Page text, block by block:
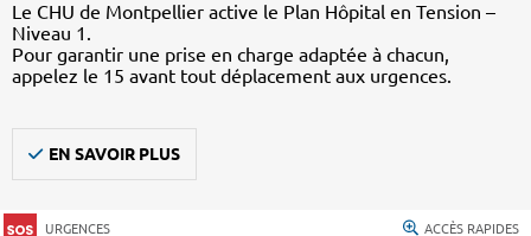
Le CHU de Montpellier active le Plan Hôpital en Tension –
Niveau 1.
Pour garantir une prise en charge adaptée à chacun,
appelez le 15 avant tout déplacement aux urgences.
EN SAVOIR PLUS
URGENCES ACCÈS RAPIDES